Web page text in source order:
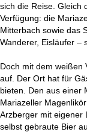
e
i
t
e
sich die Reise. Gleich
Verfügung: die
Mitterbach sowie das
Wanderer, Eisläufer –
Doch mit dem weißen
auf. Der Ort hat für
bieten. Den aus einer
Mariazeller
Arzberger mit eigener
selbst gebraute Bier